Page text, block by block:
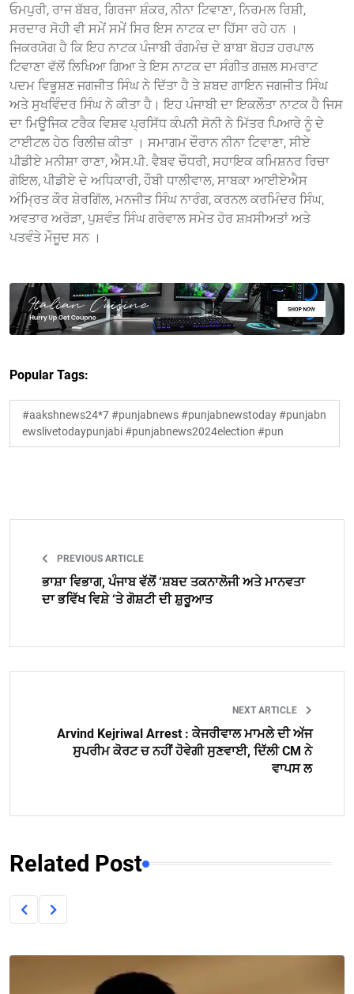
ਓਮਪੁਰੀ, ਰਾਜ ਬੱਬਰ, ਗਿਰਜਾ ਸ਼ੰਕਰ, ਨੀਨਾ ਟਿਵਾਣਾ, ਨਿਰਮਲ ਰਿਸ਼ੀ,
ਸਰਦਾਰ ਸੋਹੀ ਵੀ ਸਮੇਂ ਸਮੇਂ ਸਿਰ ਇਸ ਨਾਟਕ ਦਾ ਹਿੱਸਾ ਰਹੇ ਹਨ ।
ਜਿਕਰਯੋਗ ਹੈ ਕਿ ਇਹ ਨਾਟਕ ਪੰਜਾਬੀ ਰੰਗਮੰਚ ਦੇ ਬਾਬਾ ਬੋਹੜ ਹਰਪਾਲ
ਟਿਵਾਣਾ ਵੱਲੋਂ ਲਿਖਿਆ ਗਿਆ ਤੇ ਇਸ ਨਾਟਕ ਦਾ ਸੰਗੀਤ ਗਜ਼ਲ ਸਮਰਾਟ
ਪਦਮ ਵਿਭੂਸ਼ਣ ਜਗਜੀਤ ਸਿੰਘ ਨੇ ਦਿੱਤਾ ਹੈ ਤੇ ਸ਼ਬਦ ਗਾਇਨ ਜਗਜੀਤ ਸਿੰਘ
ਅਤੇ ਸੁਖਵਿੰਦਰ ਸਿੰਘ ਨੇ ਕੀਤਾ ਹੈ। ਇਹ ਪੰਜਾਬੀ ਦਾ ਇਕਲੌਤਾ ਨਾਟਕ ਹੈ ਜਿਸ
ਦਾ ਮਿਊਜਿਕ ਟਰੈਕ ਵਿਸ਼ਵ ਪ੍ਰਸਿੱਧ ਕੰਪਨੀ ਸੋਨੀ ਨੇ ਮਿੱਤਰ ਪਿਆਰੇ ਨੂੰ ਦੇ
ਟਾਈਟਲ ਹੇਠ ਰਿਲੀਜ਼ ਕੀਤਾ । ਸਮਾਗਮ ਦੌਰਾਨ ਨੀਨਾ ਟਿਵਾਣਾ, ਸੀਏ
ਪੀਡੀਏ ਮਨੀਸ਼ਾ ਰਾਣਾ, ਐਸ.ਪੀ. ਵੈਬਵ ਚੌਧਰੀ, ਸਹਾਇਕ ਕਮਿਸ਼ਨਰ ਰਿਚਾ
ਗੋਇਲ, ਪੀਡੀਏ ਦੇ ਅਧਿਕਾਰੀ, ਹੌਬੀ ਧਾਲੀਵਾਲ, ਸਾਬਕਾ ਆਈਏਐਸ
ਅੰਮ੍ਰਿਤ ਕੌਰ ਸ਼ੇਰਗਿੱਲ, ਮਨਜੀਤ ਸਿੰਘ ਨਾਰੰਗ, ਕਰਨਲ ਕਰਮਿੰਦਰ ਸਿੰਘ,
ਅਵਤਾਰ ਅਰੋੜਾ, ਪੁਸ਼ਵੰਤ ਸਿੰਘ ਗਰੇਵਾਲ ਸਮੇਤ ਹੋਰ ਸ਼ਖ਼ਸੀਅਤਾਂ ਅਤੇ
ਪਤਵੰਤੇ ਮੌਜੂਦ ਸਨ ।
Popular Tags:
#aakshnews24*7 #punjabnews #punjabnewstoday #punjabn
ewslivetodaypunjabi #punjabnews2024election #pun
PREVIOUS ARTICLE
ਭਾਸ਼ਾ ਵਿਭਾਗ, ਪੰਜਾਬ ਵੱਲੋਂ ‘ਸ਼ਬਦ ਤਕਨਾਲੋਜੀ ਅਤੇ ਮਾਨਵਤਾ
ਦਾ ਭਵਿੱਖ ਵਿਸ਼ੇ ‘ਤੇ ਗੋਸ਼ਟੀ ਦੀ ਸ਼ੁਰੂਆਤ
NEXT ARTICLE
Arvind Kejriwal Arrest : ਕੇਜਰੀਵਾਲ ਮਾਮਲੇ ਦੀ ਅੱਜ
ਸੁਪਰੀਮ ਕੋਰਟ ਚ ਨਹੀਂ ਹੋਵੇਗੀ ਸੁਣਵਾਈ, ਦਿੱਲੀ CM ਨੇ
ਵਾਪਸ ਲ
Related Post